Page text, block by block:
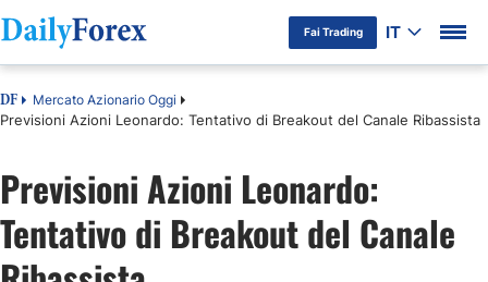
Fai Trading IT
DF Mercato Azionario Oggi
Previsioni Azioni Leonardo: Tentativo di Breakout del Canale Ribassista
Previsioni Azioni Leonardo:
Tentativo di Breakout del Canale